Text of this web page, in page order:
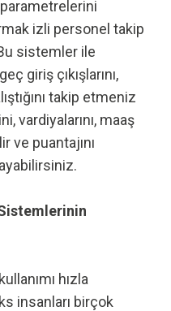
izli personel takip
sistemler ile
giriş çıkışlarını,
takip etmeniz
vardiyalarını, maaş
ve puantajını
hızla
insanları birçok